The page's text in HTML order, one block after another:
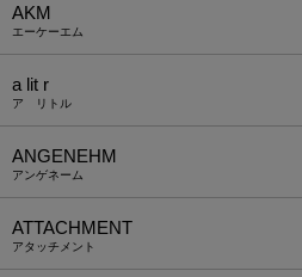
AKM
エーケーエム
a lit r
ア リトル
ANGENEHM
アンゲネーム
ATTACHMENT
アタッチメント